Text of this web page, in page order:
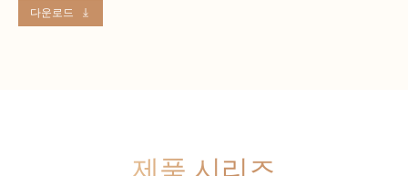
다운로드
제품 시리즈